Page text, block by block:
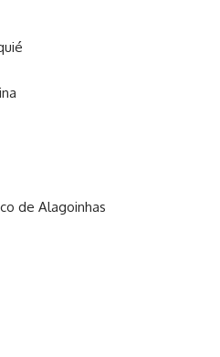
de Alagoinhas